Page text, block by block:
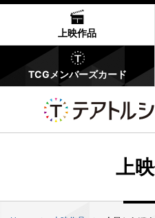
上映作品
TCGメンバーズカード
上